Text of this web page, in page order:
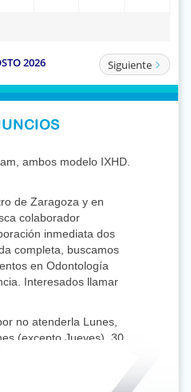
ambos modelo IXHD.
de Zaragoza y en
colaborador
inmediata dos
completa, buscamos
en Odontología
Interesados llamar
no atenderla Lunes,
(excepto Jueves), 30